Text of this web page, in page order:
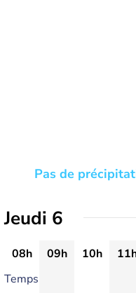
Pas de
Jeudi 6
08h 09h 10h
Temps